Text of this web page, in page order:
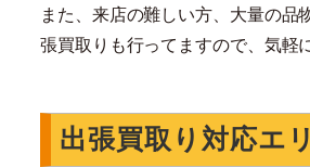
また、来店の難しい方、大量の品
張買取りも行ってますので、気軽
出張買取り対応エ